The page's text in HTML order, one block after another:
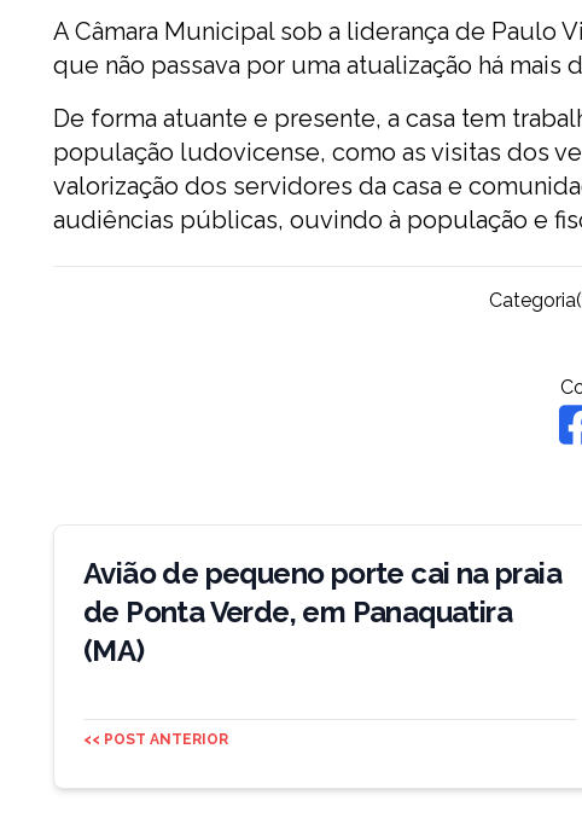
A Câmara Municipal sob a liderança de Paulo
que não passava por uma atualização há mais
De forma atuante e presente, a casa tem
população ludovicense, como as visitas dos
valorização dos servidores da casa e
audiências públicas, ouvindo à população e
Navegação
Avião de pequeno porte cai na praia
de Ponta Verde, em Panaquatira
(MA)
<< POST ANTERIOR